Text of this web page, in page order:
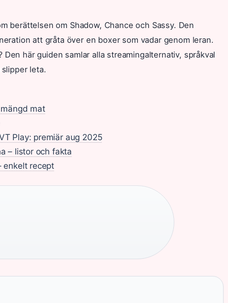
berättelsen om Shadow, Chance och Sassy. Den
att gråta över en boxer som vadar genom leran.
här guiden samlar alla streamingalternativ, språkval
leta.
mat
Play: premiär aug 2025
– listor och fakta
enkelt recept